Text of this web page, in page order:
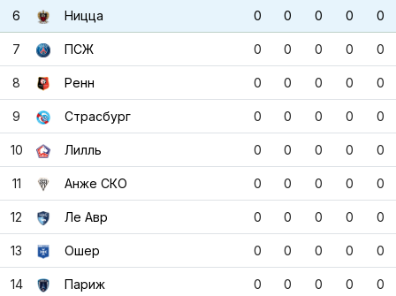
6 Ницца 0 0 0 0 0
7 ПСЖ 0 0 0 0 0
8 Ренн 0 0 0 0 0
9 Страсбург 0 0 0 0 0
10 Лилль 0 0 0 0 0
11 Анже СКО 0 0 0 0 0
12 Ле Авр 0 0 0 0 0
13 Ошер 0 0 0 0 0
14 Париж 0 0 0 0 0